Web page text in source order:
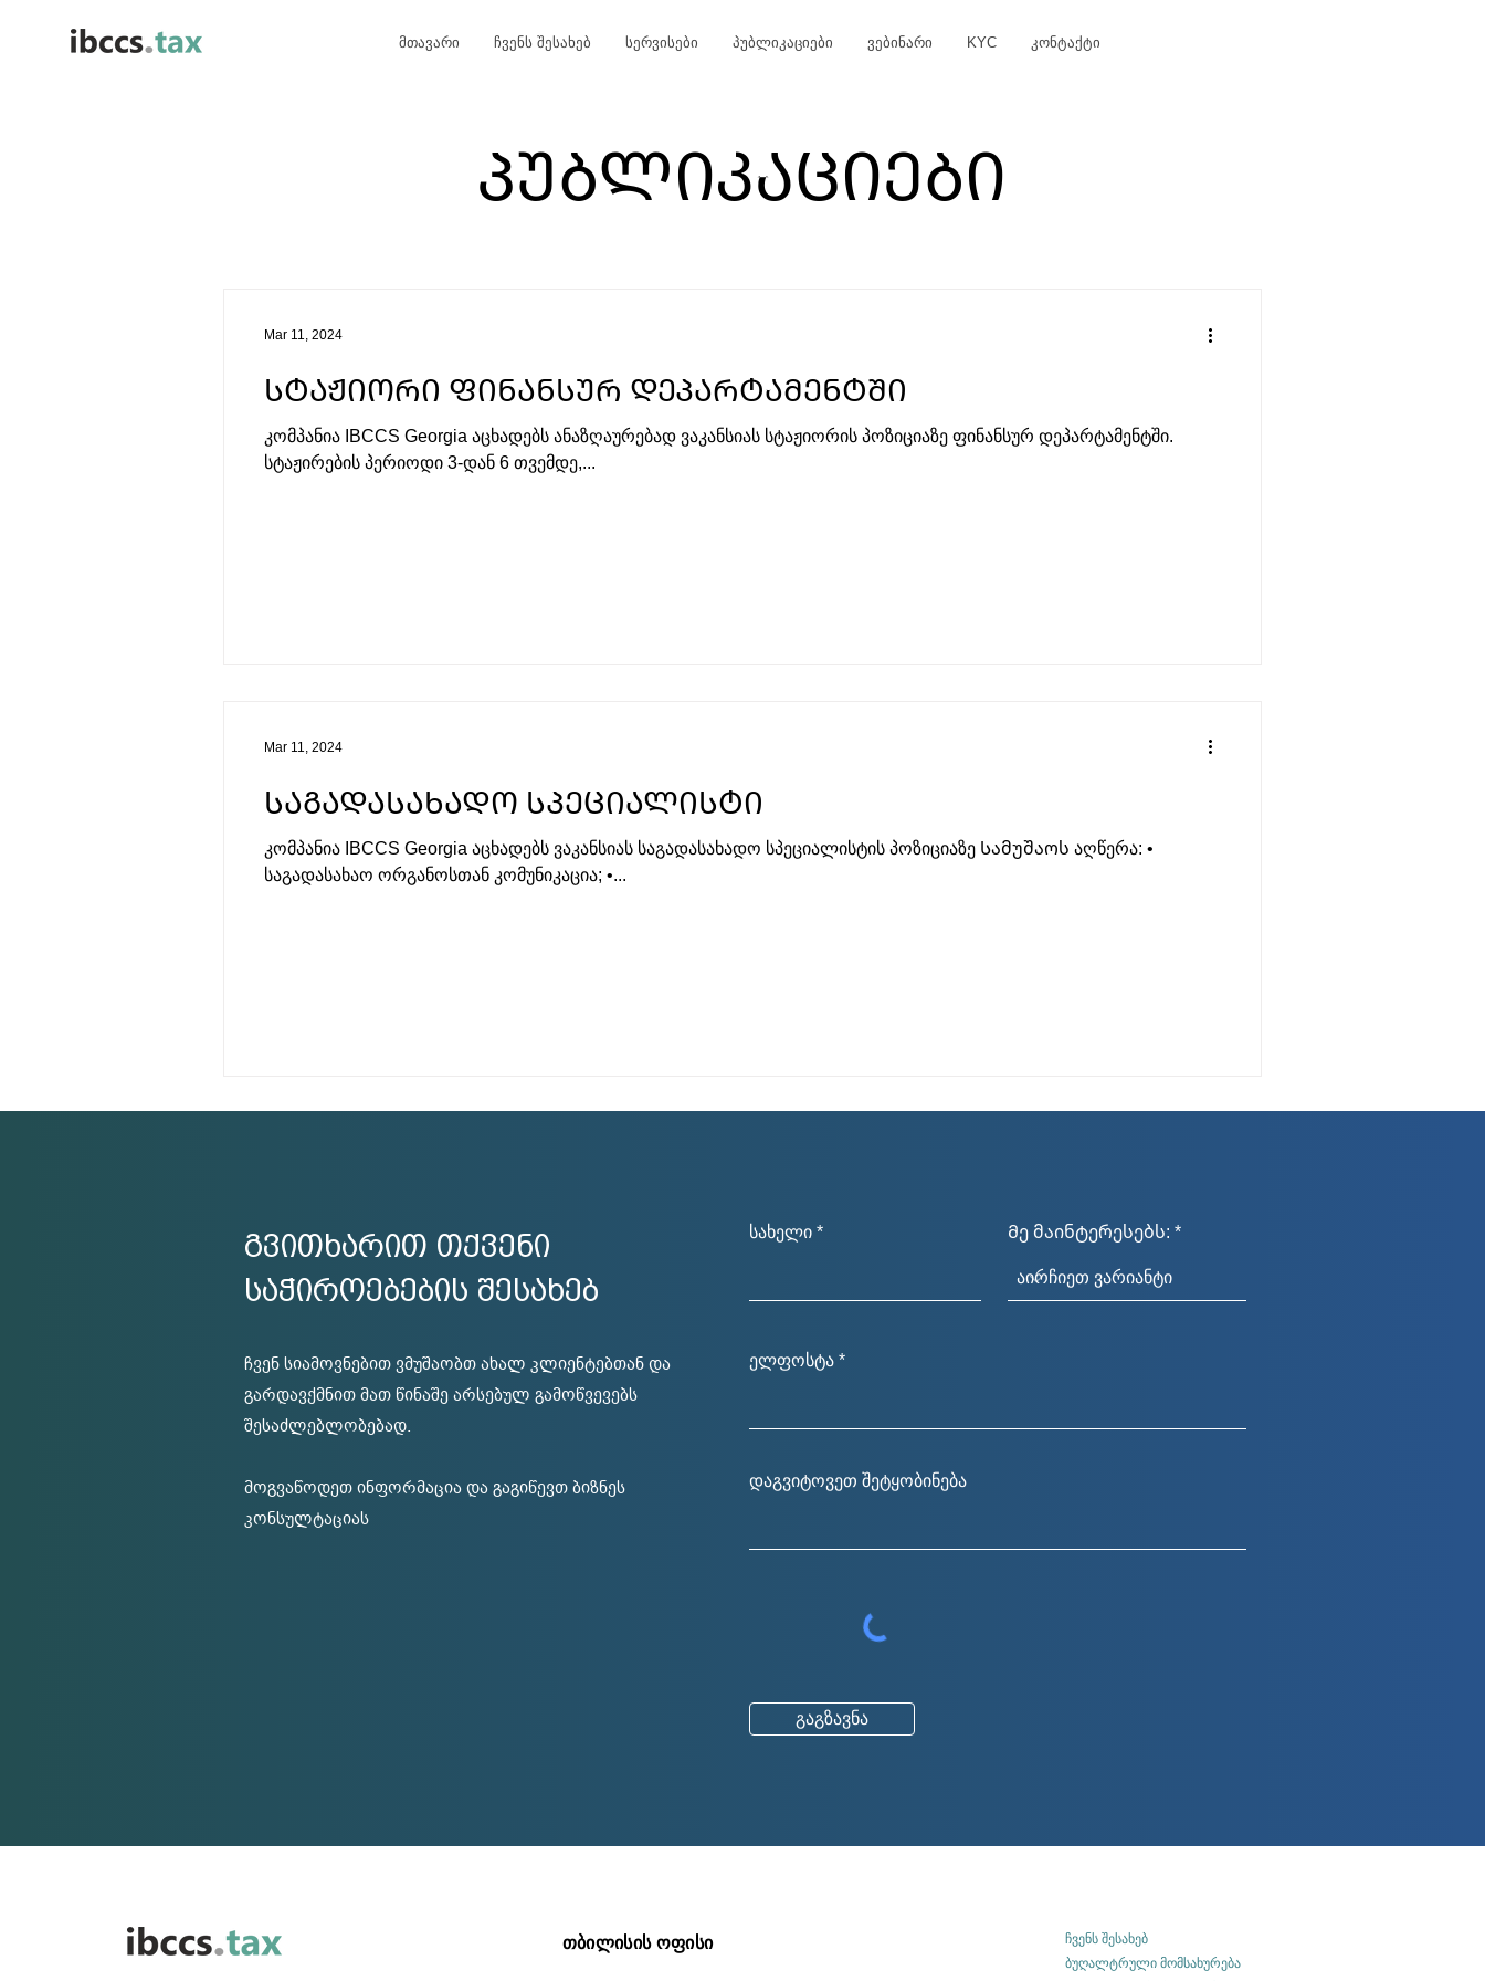
მთავარი ჩვენს შესახებ სერვისები პუბლიკაციები ვებინარი KYC კონტაქტი
ᲞᲣᲑᲚᲘᲙᲐᲪᲘᲔᲑᲘ
ᲡᲢᲐᲟᲘᲝᲠᲘ ᲤᲘᲜᲐᲜᲡᲣᲠ ᲓᲔᲞᲐᲠᲢᲐᲛᲔᲜᲢᲨᲘ
კომპანია IBCCS Georgia აცხადებს ანაზღაურებად ვაკანსიას სტაჟიორის პოზიციაზე ფინანსურ დეპარტამენტში.
სტაჟირების პერიოდი 3-დან 6 თვემდე,...
Mar 11, 2024
ᲡᲐᲒᲐᲓᲐᲡᲐᲮᲐᲓᲝ ᲡᲞᲔᲪᲘᲐᲚᲘᲡᲢᲘ
კომპანია IBCCS Georgia აცხადებს ვაკანსიას საგადასახადო სპეციალისტის პოზიციაზე Სამუშაოს აღწერა: •
საგადასახაო ორგანოსთან კომუნიკაცია; •...
Mar 11, 2024
გვითხარით თქვენი
საჭიროებების შესახებ
ჩვენ სიამოვნებით ვმუშაობთ ახალ კლიენტებთან და
გარდავქმნით მათ წინაშე არსებულ გამოწვევებს
შესაძლებლობებად.
მოგვაწოდეთ ინფორმაცია და გაგიწევთ ბიზნეს
კონსულტაციას
სახელი Მე მაინტერესებს:
ელფოსტა
დაგვიტოვეთ შეტყობინება
გაგზავნა
თბილისის ოფისი
ჩვენს შესახებ
ბუღალტრული მომსახურება